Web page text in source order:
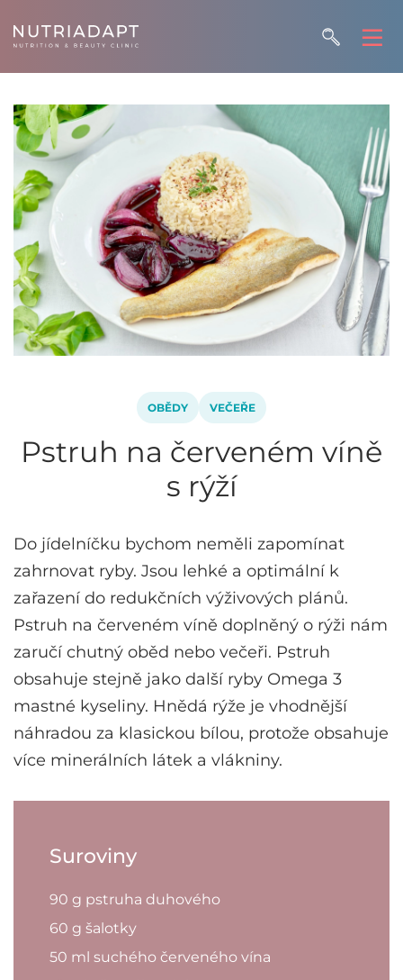
OBĚDY VEČEŘE
Pstruh na červeném víně
s rýží
Do jídelníčku bychom neměli zapomínat
zahrnovat ryby. Jsou lehké a optimální k
zařazení do redukčních výživových plánů.
Pstruh na červeném víně doplněný o rýži nám
zaručí chutný oběd nebo večeři. Pstruh
obsahuje stejně jako další ryby Omega 3
mastné kyseliny. Hnědá rýže je vhodnější
náhradou za klasickou bílou, protože obsahuje
více minerálních látek a vlákniny.
Suroviny
90 g pstruha duhového
60 g šalotky
50 ml suchého červeného vína